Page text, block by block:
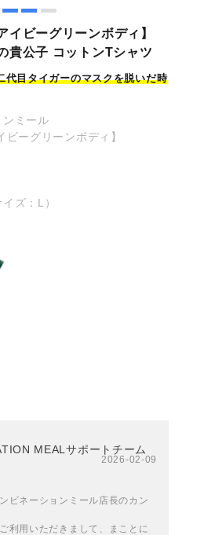
イビーグリーンボディ】
貴公子 コットンTシャツ
代目タイガーのマスクを脱いだ時
ンミール
ビーグリーンボディ】
ズ：L）
MEALサポートチーム
2026-02-09
ビネーションミール店長のカン
利用いただきまして、まことに